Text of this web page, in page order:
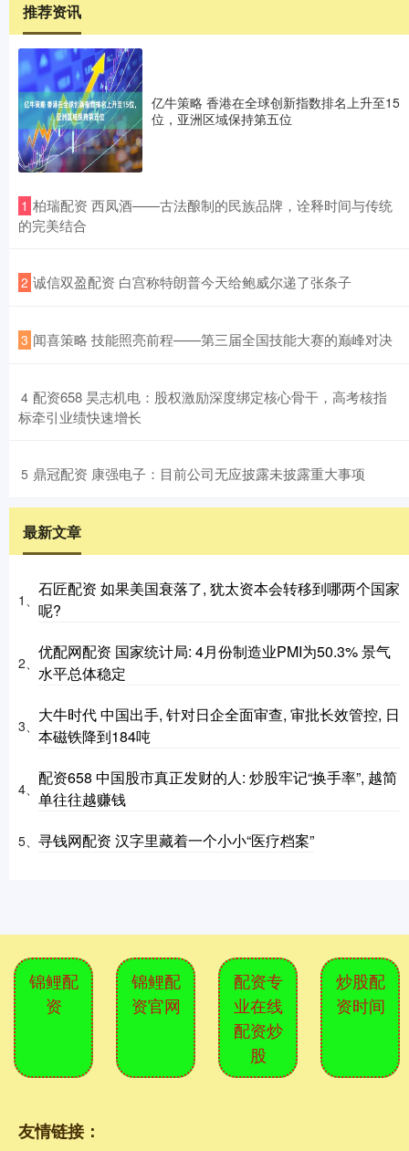
推荐资讯
亿牛策略 香港在全球创新指数排名上升至15
位，亚洲区域保持第五位
1 ​柏瑞配资 西凤酒——古法酿制的民族品牌，诠释时间与传统
的完美结合
2 ​诚信双盈配资 白宫称特朗普今天给鲍威尔递了张条子
3 ​闻喜策略 技能照亮前程——第三届全国技能大赛的巅峰对决
4 ​配资658 昊志机电：股权激励深度绑定核心骨干，高考核指
标牵引业绩快速增长
5 ​鼎冠配资 康强电子：目前公司无应披露未披露重大事项
最新文章
1、
石匠配资 如果美国衰落了, 犹太资本会转移到哪两个国家
呢?
2、
优配网配资 国家统计局: 4月份制造业PMI为50.3% 景气
水平总体稳定
3、
大牛时代 中国出手, 针对日企全面审查, 审批长效管控, 日
本磁铁降到184吨
4、
配资658 中国股市真正发财的人: 炒股牢记“换手率”, 越简
单往往越赚钱
5、 寻钱网配资 汉字里藏着一个小小“医疗档案”
锦鲤配
资
锦鲤配
资官网
配资专
业在线
配资炒
股
炒股配
资时间
友情链接：